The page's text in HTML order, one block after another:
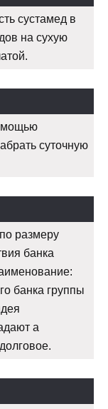
сустамед в
на сухую
суточную
размеру
банка
банка группы
а